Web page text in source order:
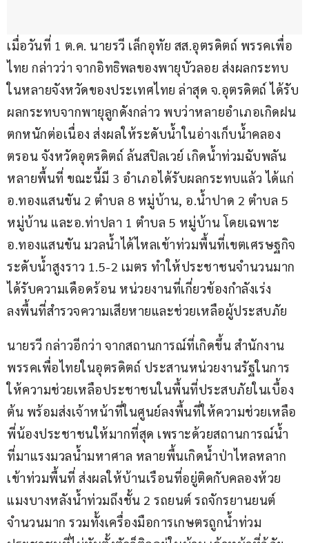
เมื่อวันที่ 1 ต.ค. นายรวี เล็กอุทัย สส.อุตรดิตถ์ พรรคเพื่อ
ไทย กล่าวว่า จากอิทธิพลของพายุบัวลอย ส่งผลกระทบ
ในหลายจังหวัดของประเทศไทย ล่าสุด จ.อุตรดิตถ์ ได้รับ
ผลกระทบจากพายุลูกดังกล่าว พบว่าหลายอำเภอเกิดฝน
ตกหนักต่อเนื่อง ส่งผลให้ระดับน้ำในอ่างเก็บน้ำคลอง
ตรอน จังหวัดอุตรดิตถ์ ล้นสปิลเวย์ เกิดน้ำท่วมฉับพลัน
หลายพื้นที่ ขณะนี้มี 3 อำเภอได้รับผลกระทบแล้ว ได้แก่
อ.ทองแสนขัน 2 ตำบล 8 หมู่บ้าน, อ.น้ำปาด 2 ตำบล 5
หมู่บ้าน และอ.ท่าปลา 1 ตำบล 5 หมู่บ้าน โดยเฉพาะ
อ.ทองแสนขัน มวลน้ำได้ไหลเข้าท่วมพื้นที่เขตเศรษฐกิจ
ระดับน้ำสูงราว 1.5-2 เมตร ทำให้ประชาชนจำนวนมาก
ได้รับความเดือดร้อน หน่วยงานที่เกี่ยวข้องกำลังเร่ง
ลงพื้นที่สำรวจความเสียหายและช่วยเหลือผู้ประสบภัย
นายรวี กล่าวอีกว่า จากสถานการณ์ที่เกิดขึ้น สำนักงาน
พรรคเพื่อไทยในอุตรดิตถ์ ประสานหน่วยงานรัฐในการ
ให้ความช่วยเหลือประชาชนในพื้นที่ประสบภัยในเบื้อง
ต้น พร้อมส่งเจ้าหน้าที่ในศูนย์ลงพื้นที่ให้ความช่วยเหลือ
พี่น้องประชาชนให้มากที่สุด เพราะด้วยสถานการณ์น้ำ
ที่มาแรงมวลน้ำมหาศาล หลายพื้นเกิดน้ำป่าไหลหลาก
เข้าท่วมพื้นที่ ส่งผลให้บ้านเรือนที่อยู่ติดกับคลองห้วย
แมงบางหลังน้ำท่วมถึงชั้น 2 รถยนต์ รถจักรยานยนต์
จำนวนมาก รวมทั้งเครื่องมือการเกษตรถูกน้ำท่วม